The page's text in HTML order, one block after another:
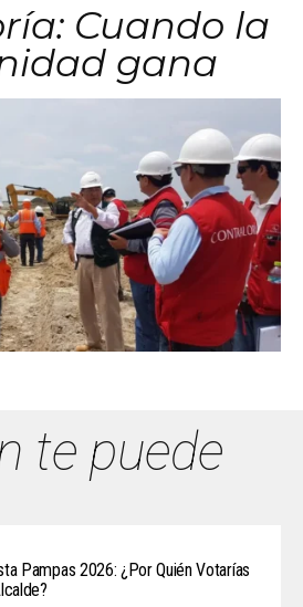
Cuando la
gana
te puede
Pampas 2026: ¿Por Quién Votarías